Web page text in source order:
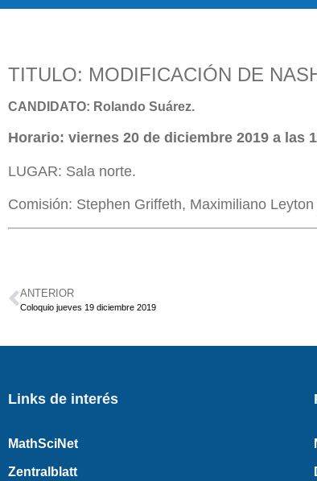
TITULO: MODIFICACIÓN DE
CANDIDATO: Rolando Suárez.
Horario: viernes 20 de diciembre 2019 a las
LUGAR: Sala norte.
Comisión: Stephen Griffeth, Maximiliano
ANTERIOR
Coloquio jueves 19 diciembre 2019
Links de interés
MathSciNet
Zentralblatt